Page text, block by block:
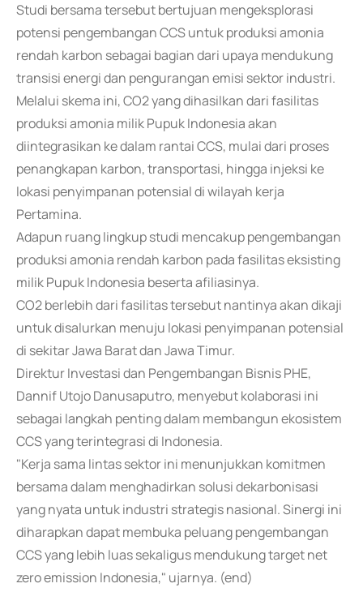
Studi bersama tersebut bertujuan mengeksplorasi
potensi pengembangan CCS untuk produksi amonia
rendah karbon sebagai bagian dari upaya mendukung
transisi energi dan pengurangan emisi sektor industri.
Melalui skema ini, CO2 yang dihasilkan dari fasilitas
produksi amonia milik Pupuk Indonesia akan
diintegrasikan ke dalam rantai CCS, mulai dari proses
penangkapan karbon, transportasi, hingga injeksi ke
lokasi penyimpanan potensial di wilayah kerja
Pertamina.
Adapun ruang lingkup studi mencakup pengembangan
produksi amonia rendah karbon pada fasilitas eksisting
milik Pupuk Indonesia beserta afiliasinya.
CO2 berlebih dari fasilitas tersebut nantinya akan dikaji
untuk disalurkan menuju lokasi penyimpanan potensial
di sekitar Jawa Barat dan Jawa Timur.
Direktur Investasi dan Pengembangan Bisnis PHE,
Dannif Utojo Danusaputro, menyebut kolaborasi ini
sebagai langkah penting dalam membangun ekosistem
CCS yang terintegrasi di Indonesia.
"Kerja sama lintas sektor ini menunjukkan komitmen
bersama dalam menghadirkan solusi dekarbonisasi
yang nyata untuk industri strategis nasional. Sinergi ini
diharapkan dapat membuka peluang pengembangan
CCS yang lebih luas sekaligus mendukung target net
zero emission Indonesia," ujarnya. (end)